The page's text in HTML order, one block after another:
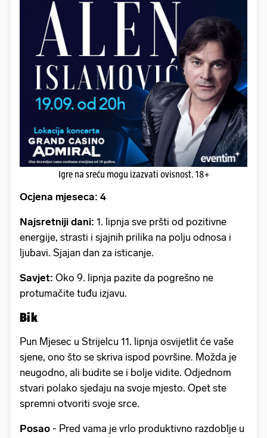
Igre na sreću mogu izazvati ovisnost. 18+
Ocjena mjeseca: 4
Najsretniji dani: 1. lipnja sve pršti od pozitivne
energije, strasti i sjajnih prilika na polju odnosa i
ljubavi. Sjajan dan za isticanje.
Savjet: Oko 9. lipnja pazite da pogrešno ne
protumačite tuđu izjavu.
Bik
Pun Mjesec u Strijelcu 11. lipnja osvijetlit će vaše
sjene, ono što se skriva ispod površine. Možda je
neugodno, ali budite se i bolje vidite. Odjednom
stvari polako sjedaju na svoje mjesto. Opet ste
spremni otvoriti svoje srce.
Posao - Pred vama je vrlo produktivno razdoblje u